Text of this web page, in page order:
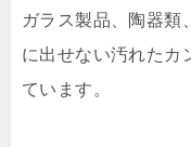
ガラス製品、陶器類
に出せない汚れたカ
ています。